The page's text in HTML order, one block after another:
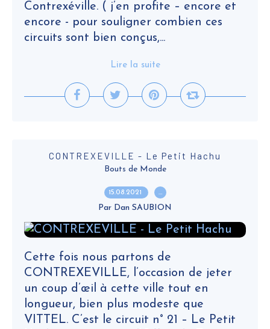
Contrexéville. ( j’en profite – encore et
encore - pour souligner combien ces
circuits sont bien conçus,...
Lire la suite
CONTREXEVILLE - Le Petit Hachu
Bouts de Monde
15.08.2021 …
Par Dan SAUBION
Cette fois nous partons de
CONTREXEVILLE, l’occasion de jeter
un coup d’œil à cette ville tout en
longueur, bien plus modeste que
VITTEL. C’est le circuit n° 21 – Le Petit